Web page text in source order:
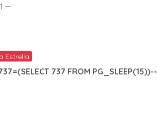
--
Estrella
737 FROM PG_SLEEP(15))--